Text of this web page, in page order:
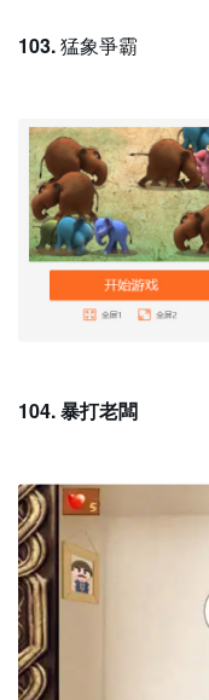
103.猛象爭霸
104. 暴打老闆